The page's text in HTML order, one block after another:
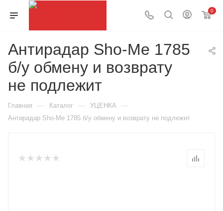
0
Антирадар Sho-Me 1785
б/у обмену и возврату
не подлежит
Главная — Каталог — УЦЕНКА —
Антирадар Sho-Me 1785 б/у обмену и возврату не подлежит